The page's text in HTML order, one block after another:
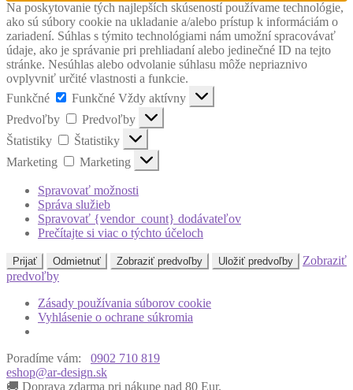
Na poskytovanie tých najlepších skúseností používame technológie,
ako sú súbory cookie na ukladanie a/alebo prístup k informáciám o
zariadení. Súhlas s týmito technológiami nám umožní spracovávať
údaje, ako je správanie pri prehliadaní alebo jedinečné ID na tejto
stránke. Nesúhlas alebo odvolanie súhlasu môže nepriaznivo
ovplyvniť určité vlastnosti a funkcie.
Funkčné
Funkčné Vždy aktívny
Predvoľby
Predvoľby
Štatistiky
Štatistiky
Marketing
Marketing
Spravovať možnosti
Správa služieb
Spravovať {vendor_count} dodávateľov
Prečítajte si viac o týchto účeloch
Prijať Odmietnuť Zobraziť predvoľby Uložiť predvoľby
Zobraziť
predvoľby
Zásady používania súborov cookie
Vyhlásenie o ochrane súkromia
Poradíme vám:
0902 710 819
eshop@ar-design.sk
🚚 Doprava zdarma pri nákupe nad 80 Eur.